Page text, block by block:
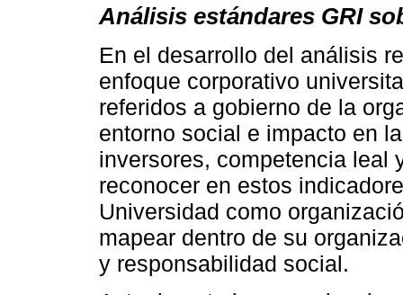
Análisis estándares GRI
En el desarrollo del análisis
enfoque corporativo
referidos a gobierno de la
entorno social e impacto en
inversores, competencia leal
reconocer en estos
Universidad como
mapear dentro de su
y responsabilidad social.